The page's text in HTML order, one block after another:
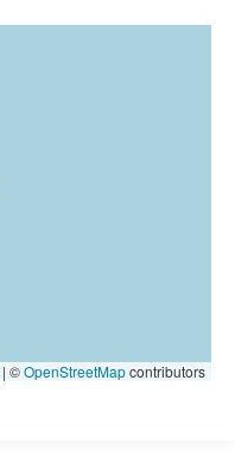
| ©OpenStreetMapcontributors